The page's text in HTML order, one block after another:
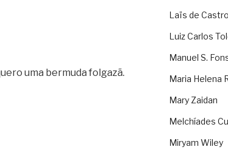
uma bermuda folgazã.
Laïs de Castro
Luiz Carlos
Manuel S.
Maria Helena
Mary Zaidan
Melchíades
Miryam Wiley